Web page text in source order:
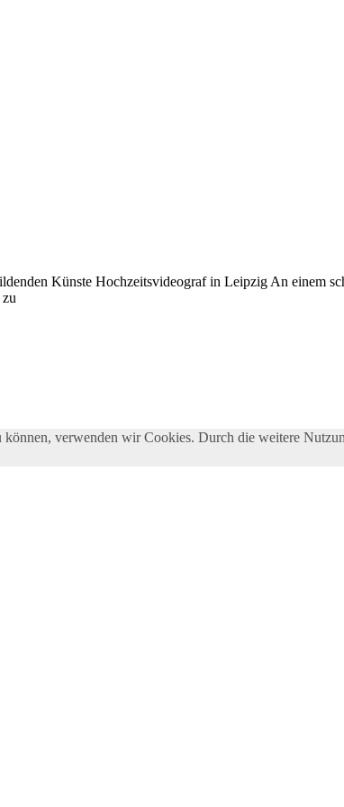
Künste Hochzeitsvideograf in Leipzig An einem
verwenden wir Cookies. Durch die weitere